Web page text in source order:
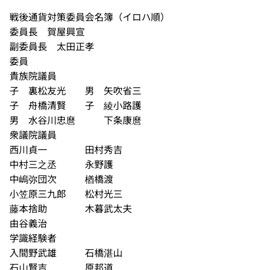
戦後通貨対策委員会名簿（イロハ順）
委員長 賀屋興宣
副委員長 太田正孝
委員
貴族院議員
子 裏松友光 男 矢吹省三
子 舟橋清賢 子 綾小路護
男 水谷川忠麿 下条康麿
衆議院議員
西川貞一 田村秀吉
中村三之丞 永野護
中嶋弥団次 楢橋渡
小笠原三九郎 松村光三
藤本捨助 木暮武太夫
由谷義治
学識経験者
入間野武雄 石橋湛山
石山賢吉 原邦道